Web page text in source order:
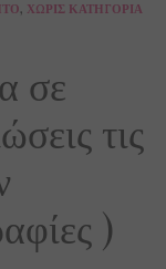
, ΧΩΡΊΣ ΚΑΤΗΓΟΡΊΑ
σε
τις
)